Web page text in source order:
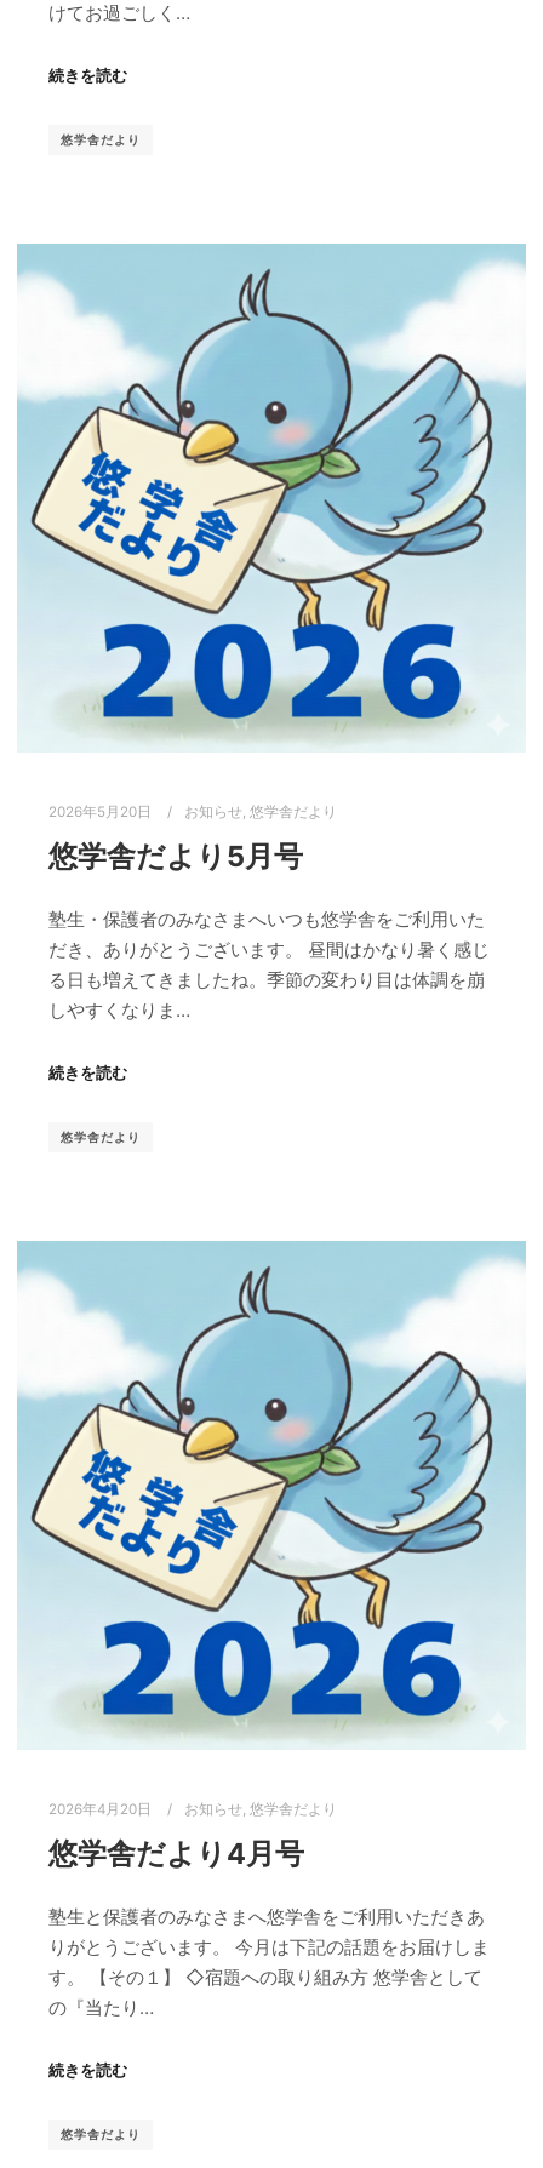
けてお過ごしく…
続きを読む
悠学舎だより
2026年5月20日 お知らせ, 悠学舎だより
悠学舎だより5月号
塾生・保護者のみなさまへいつも悠学舎をご利用いた
だき、ありがとうございます。 昼間はかなり暑く感じ
る日も増えてきましたね。季節の変わり目は体調を崩
しやすくなりま…
続きを読む
悠学舎だより
2026年4月20日 お知らせ, 悠学舎だより
悠学舎だより4月号
塾生と保護者のみなさまへ悠学舎をご利用いただきあ
りがとうございます。 今月は下記の話題をお届けしま
す。 【その１】 ◇宿題への取り組み方 悠学舎として
の『当たり…
続きを読む
悠学舎だより